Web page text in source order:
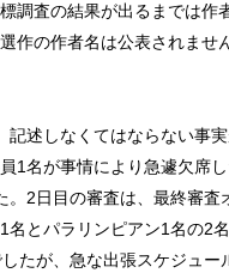
調査の結果が出るまでは作
作の作者名は公表されませ
記述しなくてはならない事
1名が事情により急遽欠席
。2日目の審査は、最終審査
名とパラリンピアン1名の2
たが、急な出張スケジュー